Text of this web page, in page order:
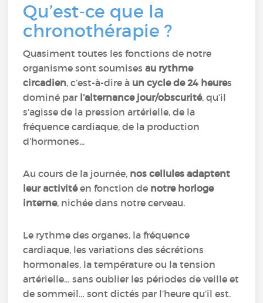
Qu’est-ce que la
chronothérapie ?
Quasiment toutes les fonctions de notre
organisme sont soumisesau rythme
circadien, c’est-à-dire à un cycle de 24 heures
dominé par l’alternance jour/obscurité, qu’il
s’agisse de la pression artérielle, de la
fréquence cardiaque, de la production
d’hormones...
Au cours de la journée, nos cellules adaptent
leur activitéen fonction de notre horloge
interne, nichée dans notre cerveau.
Le rythme des organes, la fréquence
cardiaque, les variations des sécrétions
hormonales, la température ou la tension
artérielle… sans oublier les périodes de veille et
de sommeil… sont dictés par l’heure qu’il est.